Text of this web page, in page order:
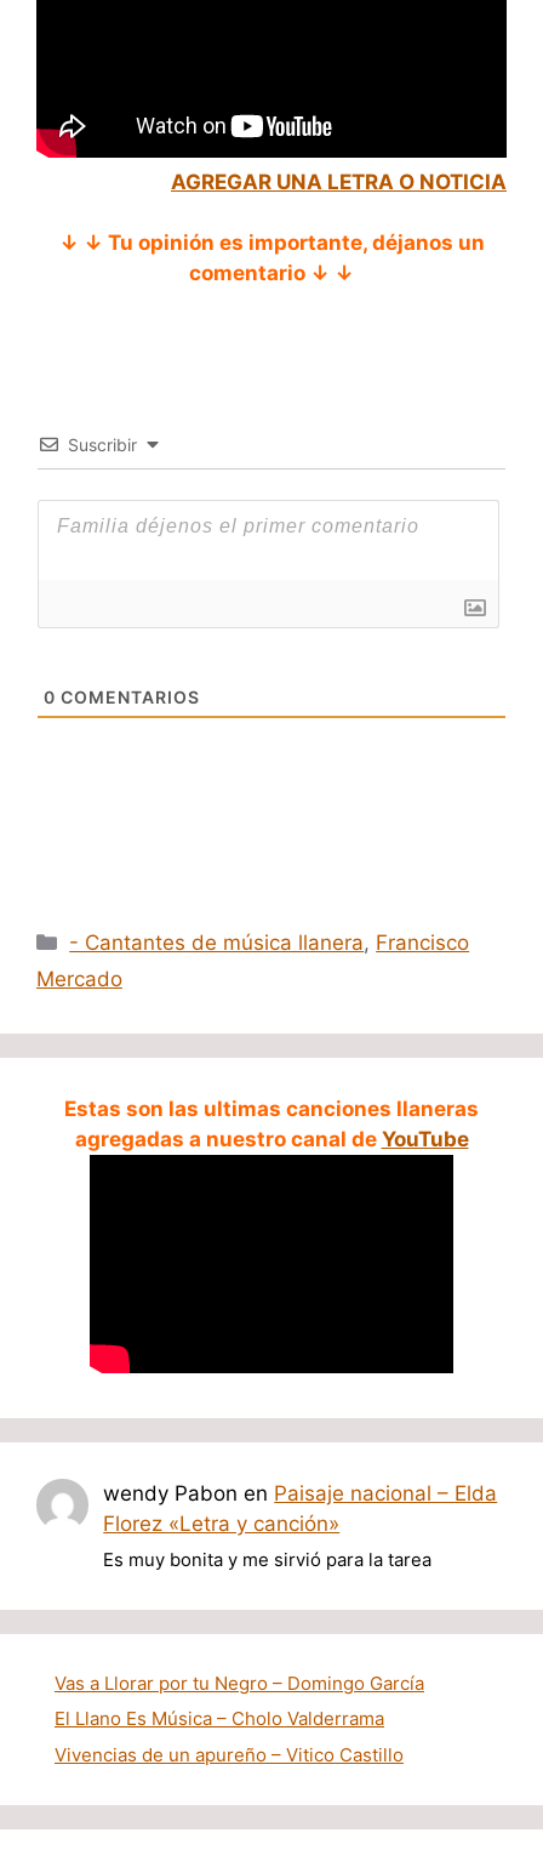
AGREGAR UNA LETRA O NOTICIA
↓ ↓ Tu opinión es importante, déjanos un
comentario ↓ ↓
Suscribir
0 COMENTARIOS
Categorías
- Cantantes de música llanera, Francisco
Mercado
Estas son las ultimas canciones llaneras
agregadas a nuestro canal de YouTube
wendy Pabon en Paisaje nacional – Elda
Florez «Letra y canción»
Es muy bonita y me sirvió para la tarea
Vas a Llorar por tu Negro – Domingo García
El Llano Es Música – Cholo Valderrama
Vivencias de un apureño – Vitico Castillo